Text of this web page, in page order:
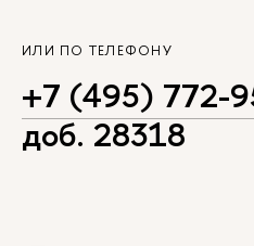
ИЛИ ПО ТЕЛЕФОНУ
+7 (495) 772-
доб. 28318